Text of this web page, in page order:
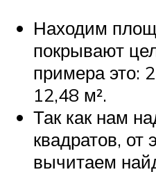
Находим
покрывают
примера это:
12,48 м².
Так как нам
квадратов,
вычитаем